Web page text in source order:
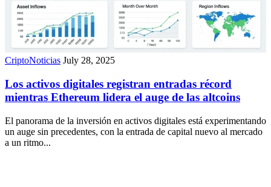
CriptoNoticias July 28, 2025
Los activos digitales registran entradas récord
mientras Ethereum lidera el auge de las altcoins
El panorama de la inversión en activos digitales está experimentando
un auge sin precedentes, con la entrada de capital nuevo al mercado
a un ritmo...